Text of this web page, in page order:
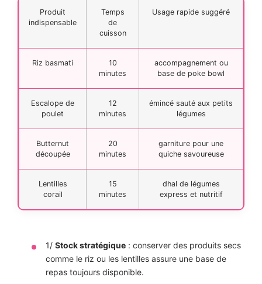
Produit
indispensable
Temps
de
cuisson
Usage rapide suggéré
Riz basmati
10
minutes
accompagnement ou
base de poke bowl
Escalope de
poulet
12
minutes
émincé sauté aux petits
légumes
Butternut
découpée
20
minutes
garniture pour une
quiche savoureuse
Lentilles
corail
15
minutes
dhal de légumes
express et nutritif
1/ Stock stratégique : conserver des produits secs
comme le riz ou les lentilles assure une base de
repas toujours disponible.